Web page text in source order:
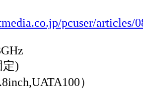
pcuser/articles/
定)
）